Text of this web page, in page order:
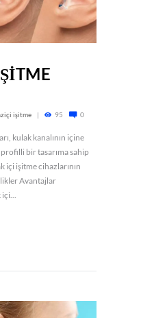
işitme 95 0
kulak kanalının içine
bir tasarıma sahip
içi işitme cihazlarının
Avantajlar